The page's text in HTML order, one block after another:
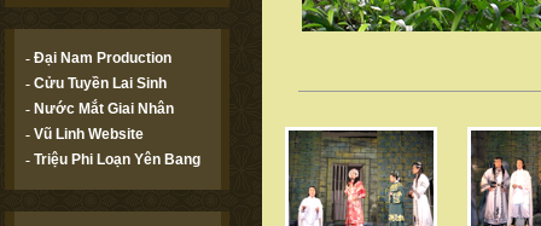
- Đại Nam Production
- Cửu Tuyền Lai Sinh
- Nước Mắt Giai Nhân
- Vũ Linh Website
- Triệu Phi Loạn Yên Bang